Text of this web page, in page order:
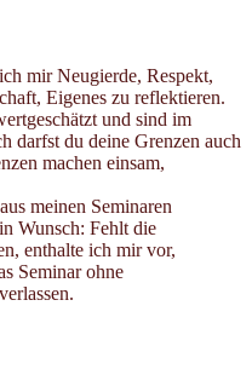
mir Neugierde, Respekt,
Eigenes zu reflektieren.
und sind im
darfst du deine Grenzen auch
machen einsam,
meinen Seminaren
Wunsch: Fehlt die
enthalte ich mir vor,
Seminar ohne